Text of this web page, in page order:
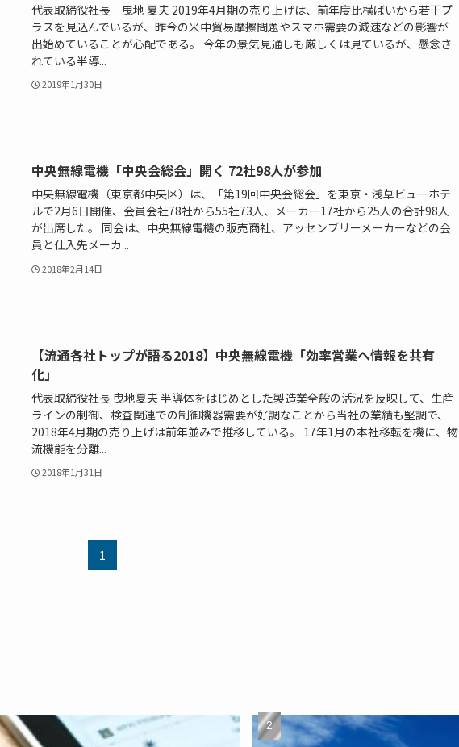
代表取締役社長 曳地 夏夫 2019年4月期の売り上げは、前年度比横ばいから若干プ
ラスを見込んでいるが、昨今の米中貿易摩擦問題やスマホ需要の減速などの影響が
出始めていることが心配である。 今年の景気見通しも厳しくは見ているが、懸念さ
れている半導...
2019年1月30日
中央無線電機「中央会総会」開く 72社98人が参加
中央無線電機（東京都中央区）は、「第19回中央会総会」を東京・浅草ビューホテ
ルで2月6日開催、会員会社78社から55社73人、メーカー17社から25人の合計98人
が出席した。 同会は、中央無線電機の販売商社、アッセンブリーメーカーなどの会
員と仕入先メーカ...
2018年2月14日
【流通各社トップが語る2018】中央無線電機「効率営業へ情報を共有
化」
代表取締役社長 曳地夏夫 半導体をはじめとした製造業全般の活況を反映して、生産
ラインの制御、検査関連での制御機器需要が好調なことから当社の業績も堅調で、
2018年4月期の売り上げは前年並みで推移している。 17年1月の本社移転を機に、物
流機能を分離...
2018年1月31日
1